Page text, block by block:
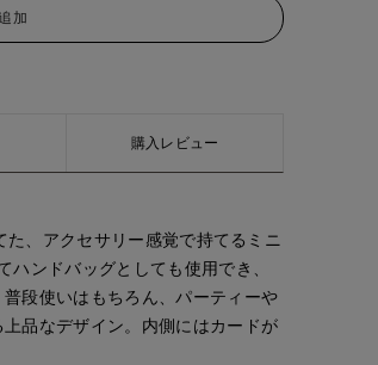
加
購入レビュー
、アクセサリー感覚で持てるミニ
ンドバッグとしても使用でき、
段使いはもちろん、パーティーや
品なデザイン。内側にはカードが